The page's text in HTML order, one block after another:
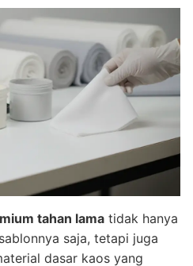
tahan lama tidak hanya
saja, tetapi juga
dasar kaos yang